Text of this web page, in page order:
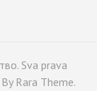
Sva prava
Rara Theme.